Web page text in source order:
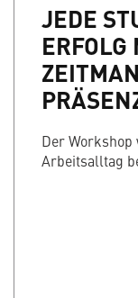
JEDE
ERFOLG
Der
Arbeitsalltag